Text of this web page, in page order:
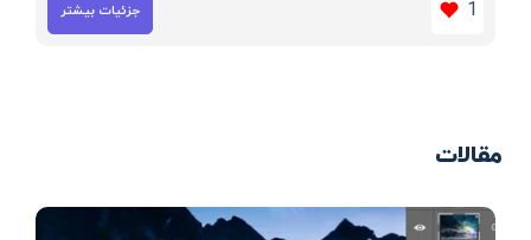
1 جزئیات بیشتر
مقالات